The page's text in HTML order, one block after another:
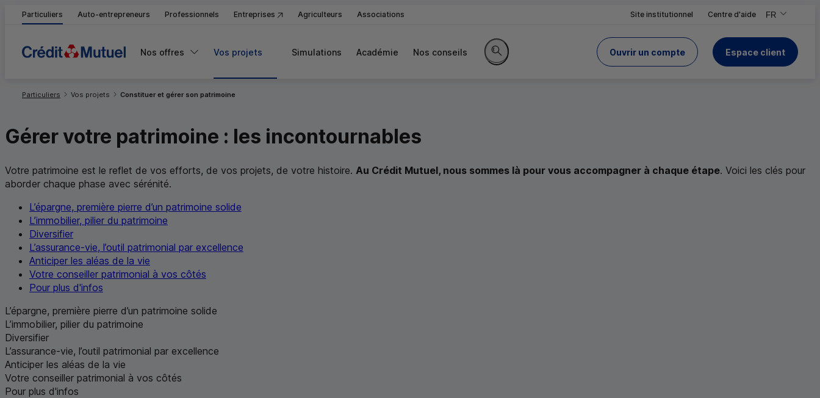
Particuliers Auto-entrepreneurs Professionnels Entreprises Agriculteurs Associations Site institutionnel Centre d'aide FR
,Version
,Changer de
Nos offres Vos projets Simulations Académie Nos conseils
Rechercher sur le site
Ouvrir un compte
du Crédit Mutuel Espace client
Particuliers Vos projets Constituer et gérer son patrimoine
Gérer votre patrimoine : les incontournables
Votre patrimoine est le reflet de vos efforts, de vos projets, de votre histoire. Au Crédit Mutuel, nous sommes là pour vous accompagner à chaque étape. Voici les clés pour
aborder chaque phase avec sérénité.
L’épargne, première pierre d’un patrimoine solide
L’immobilier, pilier du patrimoine
Diversifier
L’assurance-vie, l’outil patrimonial par excellence
Anticiper les aléas de la vie
Votre conseiller patrimonial à vos côtés
Pour plus d'infos
L’épargne, première pierre d’un patrimoine solide
L’immobilier, pilier du patrimoine
Diversifier
L’assurance-vie, l’outil patrimonial par excellence
Anticiper les aléas de la vie
Votre conseiller patrimonial à vos côtés
Pour plus d'infos